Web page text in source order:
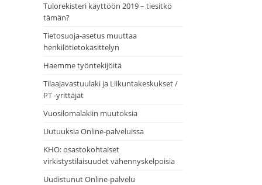
Tulorekisteri käyttöön 2019 – tiesitkö
tämän?
Tietosuoja-asetus muuttaa
henkilötietokäsittelyn
Haemme työntekijöitä
Tilaajavastuulaki ja Liikuntakeskukset /
PT -yrittäjät
Vuosilomalakiin muutoksia
Uutuuksia Online-palveluissa
KHO: osastokohtaiset
virkistystilaisuudet vähennyskelpoisia
Uudistunut Online-palvelu